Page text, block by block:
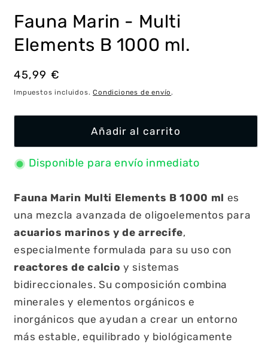
1
en
una
ventana
Fauna Marin - Multi
Elements B 1000 ml.
Precio
habitual
45,99 €
Impuestos incluidos.Condiciones de envío.
Añadir al carrito
Disponible para envío inmediato
Fauna Marin Multi Elements B 1000 ml es
una mezcla avanzada de oligoelementos para
acuarios marinos y de arrecife,
especialmente formulada para su uso con
reactores de calcio y sistemas
bidireccionales. Su composición combina
minerales y elementos orgánicos e
inorgánicos que ayudan a crear un entorno
más estable, equilibrado y biológicamente